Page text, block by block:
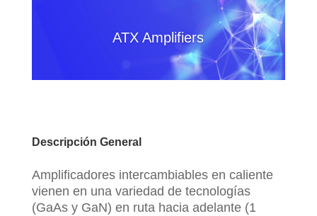
ATX Amplifiers
Descripción General
Amplificadores intercambiables en caliente
vienen en una variedad de tecnologías
(GaAs y GaN) en ruta hacia adelante (1